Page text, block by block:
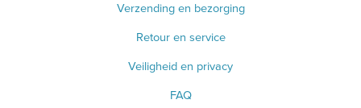
Verzending en bezorging
Retour en service
Veiligheid en privacy
FAQ